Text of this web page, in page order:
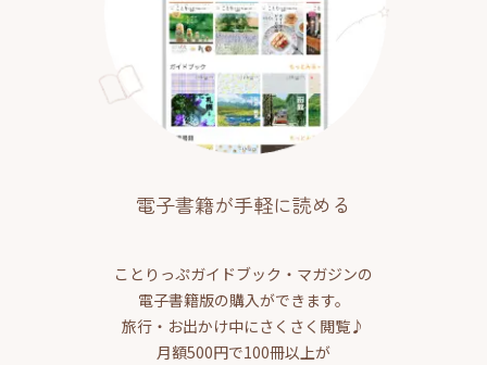
電子書籍が手軽に読める
ことりっぷガイドブック・マガジンの
電子書籍版の購入ができます。
旅行・お出かけ中にさくさく閲覧♪
月額500円で100冊以上が